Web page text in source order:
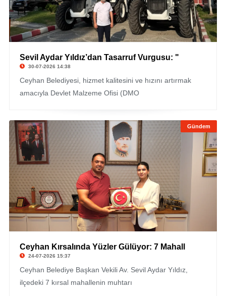
Sevil Aydar Yıldız’dan Tasarruf Vurgusu: "
30-07-2026 14:38
Ceyhan Belediyesi, hizmet kalitesini ve hızını artırmak
amacıyla Devlet Malzeme Ofisi (DMO
Gündem
Ceyhan Kırsalında Yüzler Gülüyor: 7 Mahall
24-07-2026 15:37
Ceyhan Belediye Başkan Vekili Av. Sevil Aydar Yıldız,
ilçedeki 7 kırsal mahallenin muhtarı